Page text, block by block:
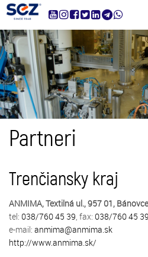
Partneri
Trenčiansky kraj
ANMIMA, Textilná ul., 957 01,
tel: 038/760 45 39, fax: 038/760 45 39
e-mail: anmima@anmima.sk
http://www.anmima.sk/